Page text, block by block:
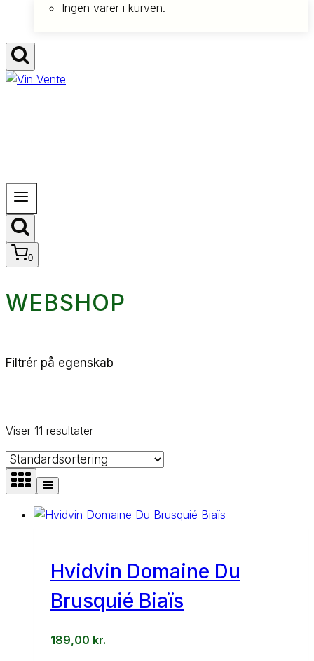
Ingen varer i kurven.
0
WEBSHOP
Viser 11 resultater
Hvidvin Domaine Du
Brusquié Biaïs
189,00 kr.
Filtrér på egenskab